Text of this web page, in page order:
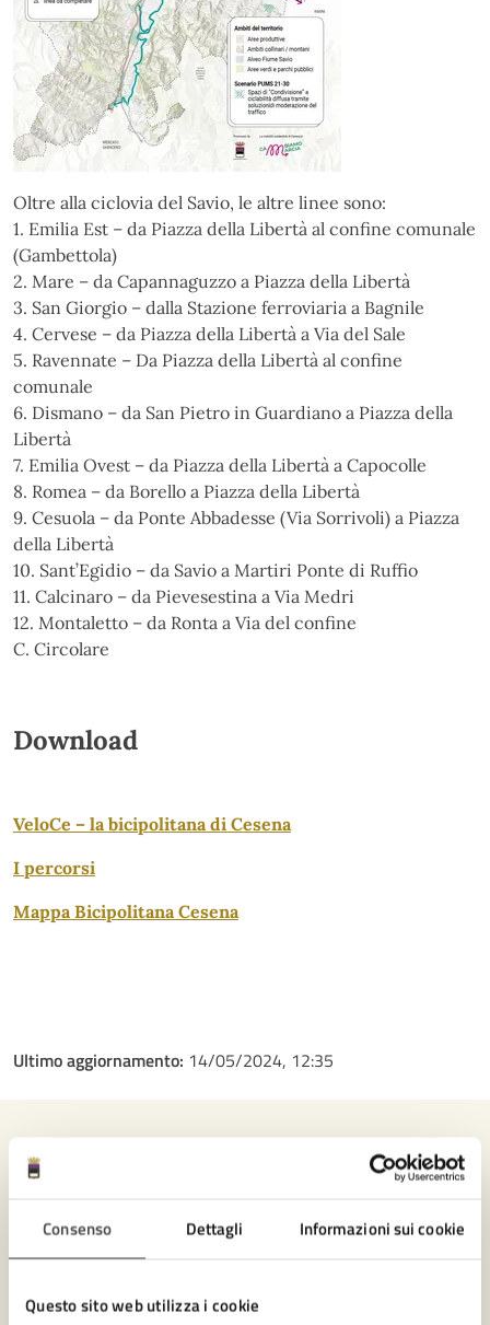
Consenso Dettagli Informazioni sui cookie
Questo sito web utilizza i cookie
Oltre alla ciclovia del Savio, le altre linee sono:
1. Emilia Est – da Piazza della Libertà al confine comunale
(Gambettola)
2. Mare – da Capannaguzzo a Piazza della Libertà
3. San Giorgio – dalla Stazione ferroviaria a Bagnile
4. Cervese – da Piazza della Libertà a Via del Sale
5. Ravennate – Da Piazza della Libertà al confine
comunale
6. Dismano – da San Pietro in Guardiano a Piazza della
Libertà
7. Emilia Ovest – da Piazza della Libertà a Capocolle
8. Romea – da Borello a Piazza della Libertà
9. Cesuola – da Ponte Abbadesse (Via Sorrivoli) a Piazza
della Libertà
10. Sant’Egidio – da Savio a Martiri Ponte di Ruffio
11. Calcinaro – da Pievesestina a Via Medri
12. Montaletto – da Ronta a Via del confine
C. Circolare
Download
VeloCe – la bicipolitana di Cesena
I percorsi
Mappa Bicipolitana Cesena
Ultimo aggiornamento: 14/05/2024, 12:35
Amministrazione
Settore Tutela dell'ambiente e del territorio